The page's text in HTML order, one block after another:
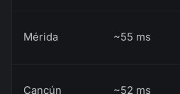
Mérida ~55 ms
Cancún ~52 ms